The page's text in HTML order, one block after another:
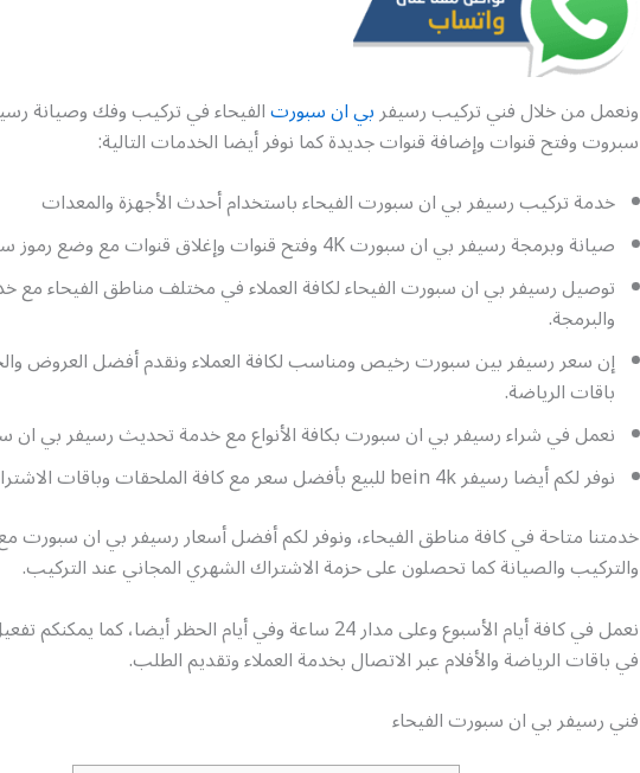
ونعمل من خلال فني تركيب رسيفربي ان سبورتالفيحاء في تركيب وفك وصيانة
سبروت وفتح قنوات وإضافة قنوات جديدة كما نوفر أيضا الخدمات التالية:
خدمة تركيب رسيفر بي ان سبورت الفيحاء باستخدام أحدث الأجهزة والمعدات
صيانة وبرمجة رسيفر بي ان سبورت 4K وفتح قنوات وإغلاق قنوات مع وضع رموز سرية.
توصيل رسيفر بي ان سبورت الفيحاء لكافة العملاء في مختلف مناطق الفيحاء مع
والبرمجة.
إن سعر رسيفر بين سبورت رخيص ومناسب لكافة العملاء ونقدم أفضل العروض
باقات الرياضة.
نعمل في شراء رسيفر بي ان سبورت بكافة الأنواع مع خدمة تحديث رسيفر بي ان
نوفر لكم أيضا رسيفر bein 4k للبيع بأفضل سعر مع كافة الملحقات وباقات الاشتراك
خدمتنا متاحة في كافة مناطق الفيحاء، ونوفر لكم أفضل أسعار رسيفر بي ان سبورت
والتركيب والصيانة كما تحصلون على حزمة الاشتراك الشهري المجاني عند التركيب.
نعمل في كافة أيام الأسبوع وعلى مدار 24 ساعة وفي أيام الحظر أيضا، كما
في باقات الرياضة والأفلام عبر الاتصال بخدمة العملاء وتقديم الطلب.
فني رسيفر بي ان سبورت الفيحاء